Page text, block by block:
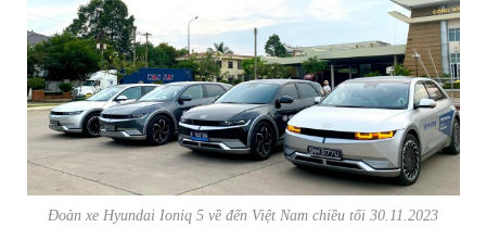
Đoàn xe Hyundai Ioniq 5 về đến Việt Nam chiều tối 30.11.2023